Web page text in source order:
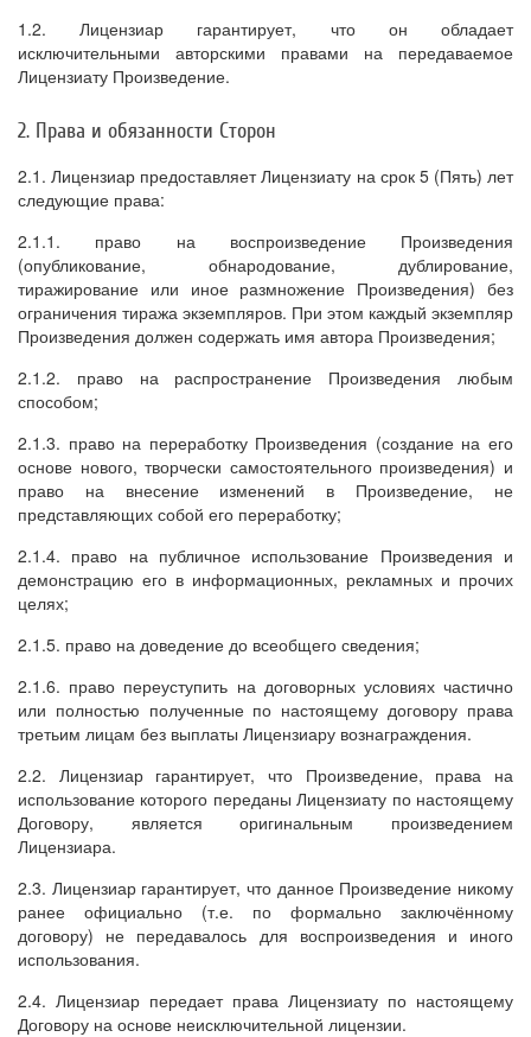
1.2. Лицензиар гарантирует, что он обладает
исключительными авторскими правами на передаваемое
Лицензиату Произведение.
2. Права и обязанности Сторон
2.1. Лицензиар предоставляет Лицензиату на срок 5 (Пять) лет
следующие права:
2.1.1. право на воспроизведение Произведения
(опубликование, обнародование, дублирование,
тиражирование или иное размножение Произведения) без
ограничения тиража экземпляров. При этом каждый экземпляр
Произведения должен содержать имя автора Произведения;
2.1.2. право на распространение Произведения любым
способом;
2.1.3. право на переработку Произведения (создание на его
основе нового, творчески самостоятельного произведения) и
право на внесение изменений в Произведение, не
представляющих собой его переработку;
2.1.4. право на публичное использование Произведения и
демонстрацию его в информационных, рекламных и прочих
целях;
2.1.5. право на доведение до всеобщего сведения;
2.1.6. право переуступить на договорных условиях частично
или полностью полученные по настоящему договору права
третьим лицам без выплаты Лицензиару вознаграждения.
2.2. Лицензиар гарантирует, что Произведение, права на
использование которого переданы Лицензиату по настоящему
Договору, является оригинальным произведением
Лицензиара.
2.3. Лицензиар гарантирует, что данное Произведение никому
ранее официально (т.е. по формально заключённому
договору) не передавалось для воспроизведения и иного
использования.
2.4. Лицензиар передает права Лицензиату по настоящему
Договору на основе неисключительной лицензии.